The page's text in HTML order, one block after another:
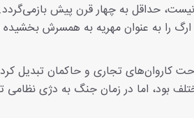
حداقل به چهار قرن پیش بازمی‌گردد.
این ارگ را به عنوان مهریه به همسرش بخشیده
کاروان‌های تجاری و حاکمان تبدیل
بود، اما در زمان جنگ به دژی نظامی